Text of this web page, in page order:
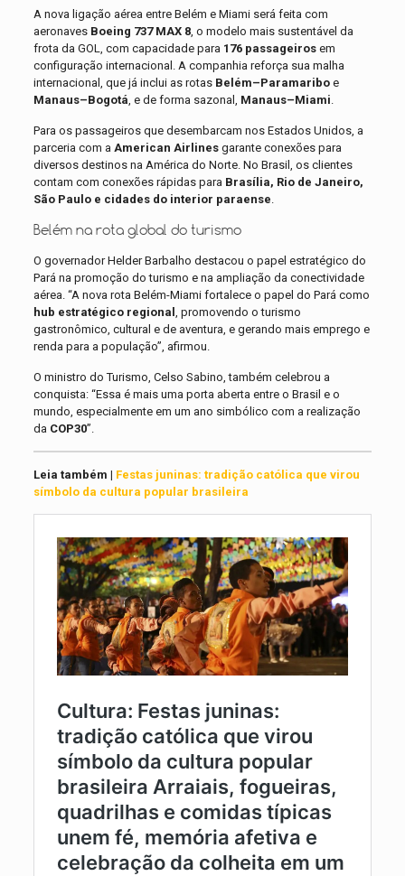
A nova ligação aérea entre Belém e Miami será feita com
aeronaves Boeing 737 MAX 8, o modelo mais sustentável da
frota da GOL, com capacidade para 176 passageirosem
configuração internacional. A companhia reforça sua malha
internacional, que já inclui as rotas Belém–Paramariboe
Manaus–Bogotá , e de forma sazonal, Manaus–Miami
Para os passageiros que desembarcam nos Estados Unidos, a
parceria com a American Airlinesgarante conexões para
diversos destinos na América do Norte. No Brasil, os clientes
contam com conexões rápidas para Brasília, Rio de Janeiro,
São Paulo e cidades do interior paraense
Belém na rota global do turismo
O governador Helder Barbalho destacou o papel estratégico do
Pará na promoção do turismo e na ampliação da conectividade
aérea. “A nova rota Belém-Miami fortalece o papel do Pará como
hub estratégico regional , promovendo o turismo
gastronômico, cultural e de aventura, e gerando mais emprego e
renda para a população”, afirmou.
O ministro do Turismo, Celso Sabino, também celebrou a
conquista: “Essa é mais uma porta aberta entre o Brasil e o
mundo, especialmente em um ano simbólico com a realização
da COP30”.
Leia também | Festas juninas: tradição católica que virou
símbolo da cultura popular brasileira